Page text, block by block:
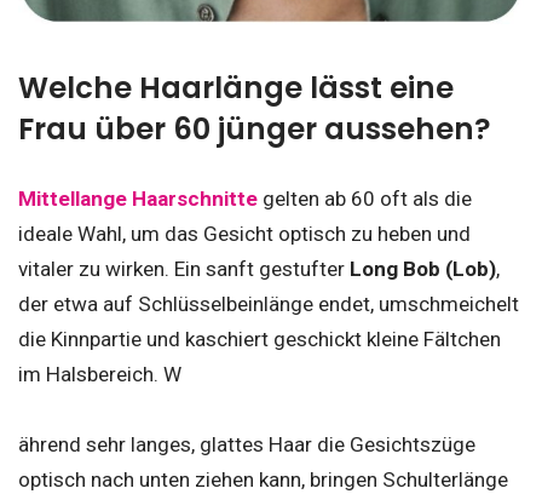
Welche Haarlänge lässt eine
Frau über 60 jünger aussehen?
Mittellange Haarschnitte gelten ab 60 oft als die
ideale Wahl, um das Gesicht optisch zu heben und
vitaler zu wirken. Ein sanft gestufter Long Bob (Lob),
der etwa auf Schlüsselbeinlänge endet, umschmeichelt
die Kinnpartie und kaschiert geschickt kleine Fältchen
im Halsbereich. W
ährend sehr langes, glattes Haar die Gesichtszüge
optisch nach unten ziehen kann, bringen Schulterlänge